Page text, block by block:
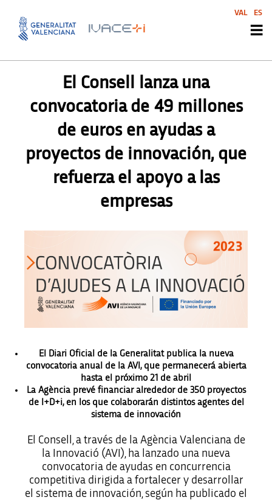
PRENSA , PRENSA
El Consell lanza una
convocatoria de 49 millones
de euros en ayudas a
proyectos de innovación, que
refuerza el apoyo a las
empresas
El Diari Oficial de la Generalitat publica la nueva
convocatoria anual de la AVI, que permanecerá abierta
hasta el próximo 21 de abril
La Agència prevé financiar alrededor de 350 proyectos
de I+D+i, en los que colaborarán distintos agentes del
sistema de innovación
El Consell, a través de la Agència Valenciana de
la Innovació (AVI), ha lanzado una nueva
convocatoria de ayudas en concurrencia
competitiva dirigida a fortalecer y desarrollar
el sistema de innovación, según ha publicado el
VAL ES